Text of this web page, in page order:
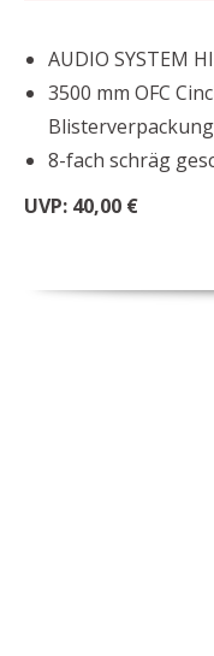
AUDIO SYSTEM
3500 mm OFC
Blisterverpackung
8-fach schräg
UVP: 40,00 €